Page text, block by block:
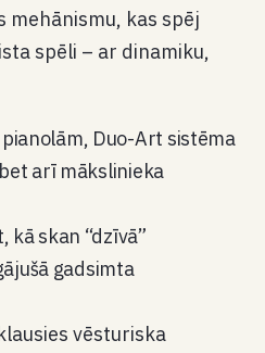
mehānismu, kas spēj
spēli – ar dinamiku,
Duo-Art sistēma
arī mākslinieka
kā skan “dzīvā”
gadsimta
vēsturiska